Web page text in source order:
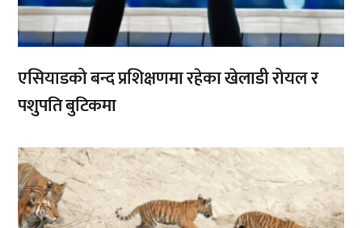
एसियाडको बन्द प्रशिक्षणमा रहेका खेलाडी रोयल र
पशुपति बुटिकमा